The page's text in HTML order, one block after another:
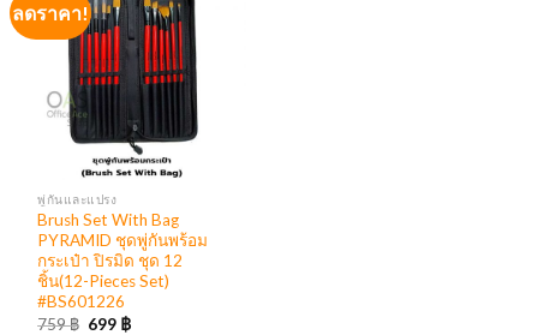
ลดราคา!
พู่กันและแปรง
Brush Set With Bag
PYRAMID ชุดพู่กันพร้อม
กระเป๋า ปิรมิด ชุด 12
ชิ้น(12-Pieces Set)
#BS601226
759฿ 699 ฿